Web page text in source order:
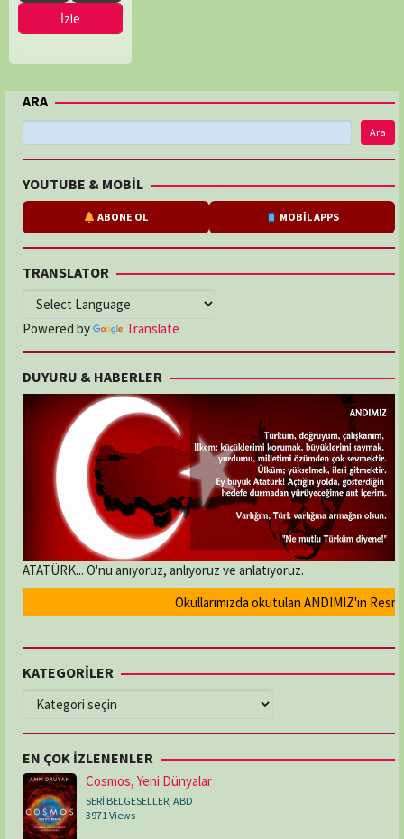
İzle
ARA
Ara
YOUTUBE & MOBİL
ABONE OL MOBİL APPS
TRANSLATOR
Powered by Translate
DUYURU & HABERLER
ATATÜRK... O'nu anıyoruz, anlıyoruz ve anlatıyoruz.
Okullarımızda okutulan ANDIMIZ'ın Resmi
KATEGORİLER
KATEGORİLER
EN ÇOK İZLENENLER
Cosmos, Yeni Dünyalar
SERİ BELGESELLER ABD
3971 Views